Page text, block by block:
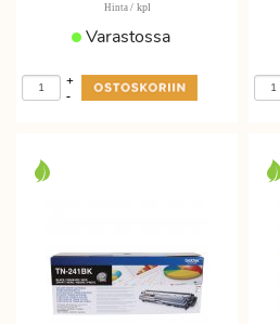
Hinta / kpl
Varastossa
-
+